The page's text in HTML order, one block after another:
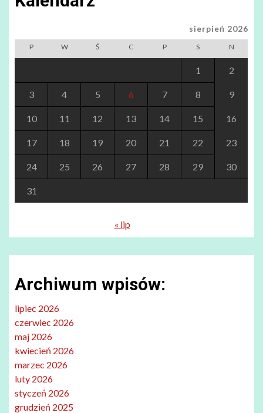
sierpień 2026
P W Ś C P S N
1 2
3 4 5 6 7 8 9
10 11 12 13 14 15 16
17 18 19 20 21 22 23
24 25 26 27 28 29 30
31
« lip
Archiwum wpisów:
lipiec 2026
czerwiec 2026
maj 2026
kwiecień 2026
marzec 2026
luty 2026
styczeń 2026
grudzień 2025